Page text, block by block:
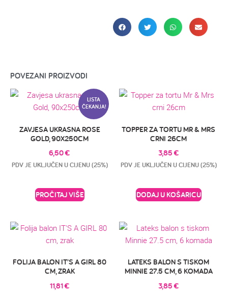
POVEZANI PROIZVODI
LISTA
ČEKANJA!
ZAVJESA UKRASNA ROSE
GOLD, 90X250CM
6,50€
PDV JE UKLJUČEN U CIJENU (25%)
PROČITAJ VIŠE
TOPPER ZA TORTU MR & MRS
CRNI 26CM
3,85 €
PDV JE UKLJUČEN U CIJENU (25%)
DODAJ U KOŠARICU
FOLIJA BALON IT’S A GIRL 80
CM, ZRAK
11,81€
LATEKS BALON S TISKOM
MINNIE 27.5 CM, 6 KOMADA
3,85 €